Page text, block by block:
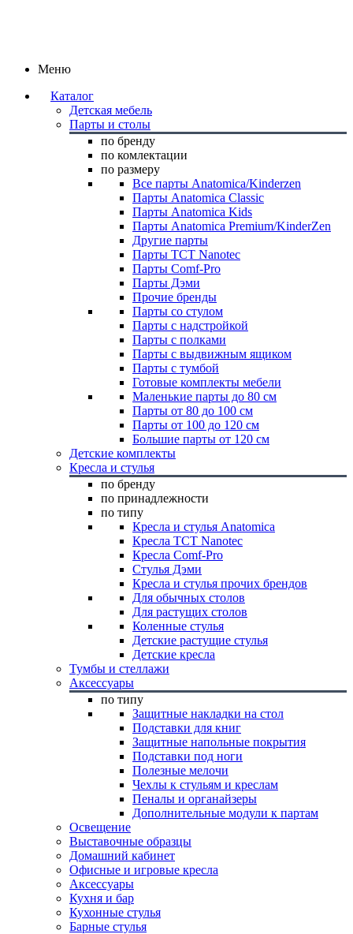
Меню
Каталог
Детская мебель
Парты и столы
по бренду
по комлектации
по размеру
Все парты Anatomica/Kinderzen
Парты Anatomica Classic
Парты Anatomica Kids
Парты Anatomica Premium/KinderZen
Другие парты
Парты TCT Nanotec
Парты Comf-Pro
Парты Дэми
Прочие бренды
Парты со стулом
Парты с надстройкой
Парты с полками
Парты с выдвижным ящиком
Парты с тумбой
Готовые комплекты мебели
Маленькие парты до 80 см
Парты от 80 до 100 см
Парты от 100 до 120 см
Большие парты от 120 см
Детские комплекты
Кресла и стулья
по бренду
по принадлежности
по типу
Кресла и стулья Anatomica
Кресла TCT Nanotec
Кресла Comf-Pro
Стулья Дэми
Кресла и стулья прочих брендов
Для обычных столов
Для растущих столов
Коленные стулья
Детские растущие стулья
Детские кресла
Тумбы и стеллажи
Аксессуары
по типу
Защитные накладки на стол
Подставки для книг
Защитные напольные покрытия
Подставки под ноги
Полезные мелочи
Чехлы к стульям и креслам
Пеналы и органайзеры
Дополнительные модули к партам
Освещение
Выставочные образцы
Домашний кабинет
Офисные и игровые кресла
Аксессуары
Кухня и бар
Кухонные стулья
Барные стулья